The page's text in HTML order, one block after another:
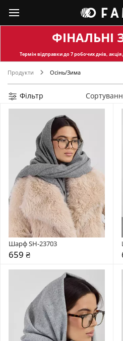
Термін відправкидо 7 робочих днів, акція
Продукти Осінь/Зима
Фільтр
Шарф SH-23703
659 ₴